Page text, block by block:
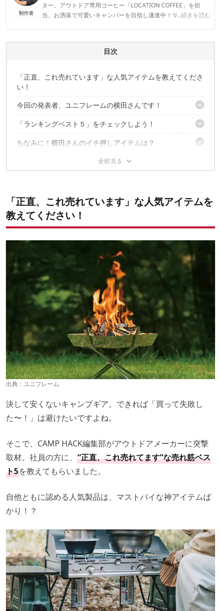
制作者
ター。アウトドア専用コーヒー「LOCATION COFFEE」を担
当。お洒落で可愛いキャンパーを目指し邁進中！マイブームは
...続きを読む
目次
「正直、これ売れています」な人気アイテムを教えてくださ
い！
今回の発表者、ユニフレームの横田さんです！
発表......の前に、ユニフレームってどんなブランド？
「ランキングベスト５」をチェックしよう！
第5位：ファイアグリル
第3位：フィールドラック ブラック
ちなみに！横田さんのイチ押しアイテムは？
ユニフレームとアウトドアを楽しもう！
「正直、これ売れています」な人気アイテムを
教えてください！
出典： ユニフレーム
決して安くないキャンプギア。できれば「買って失敗し
た〜！」は避けたいですよね。
そこで、CAMP HACK編集部がアウトドアメーカーに突撃
取材。社員の方に、 “正直、これ売れてます”な売れ筋ベス
ト5を教えてもらいました。
自他ともに認める人気製品は、マストバイな神アイテムば
かり！？